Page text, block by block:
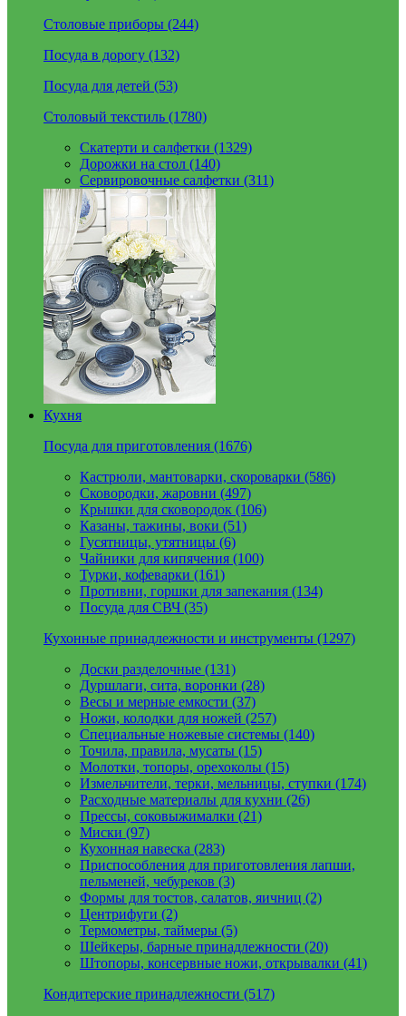
Столовые приборы (244)
Посуда в дорогу (132)
Посуда для детей (53)
Столовый текстиль (1780)
Скатерти и салфетки (1329)
Дорожки на стол (140)
Сервировочные салфетки (311)
Кухня
Посуда для приготовления (1676)
Кастрюли, мантоварки, скороварки (586)
Сковородки, жаровни (497)
Крышки для сковородок (106)
Казаны, тажины, воки (51)
Гусятницы, утятницы (6)
Чайники для кипячения (100)
Турки, кофеварки (161)
Противни, горшки для запекания (134)
Посуда для СВЧ (35)
Кухонные принадлежности и инструменты (1297)
Доски разделочные (131)
Дуршлаги, сита, воронки (28)
Весы и мерные емкости (37)
Ножи, колодки для ножей (257)
Специальные ножевые системы (140)
Точила, правила, мусаты (15)
Молотки, топоры, орехоколы (15)
Измельчители, терки, мельницы, ступки (174)
Расходные материалы для кухни (26)
Прессы, соковыжималки (21)
Миски (97)
Кухонная навеска (283)
Приспособления для приготовления лапши,
пельменей, чебуреков (3)
Формы для тостов, салатов, яичниц (2)
Центрифуги (2)
Термометры, таймеры (5)
Шейкеры, барные принадлежности (20)
Штопоры, консервные ножи, открывалки (41)
Кондитерские принадлежности (517)